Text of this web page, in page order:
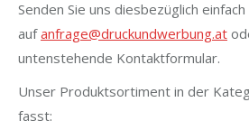
Senden Sie uns diesbezüglich
aufanfrage@druckundwerbung.at
untenstehende Kontaktformular.
Unser Produktsortiment in der
fasst: